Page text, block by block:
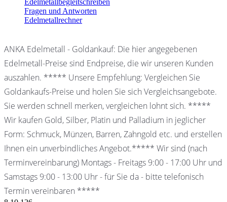
Fragen und Antworten
Edelmetallrechner
ANKA Edelmetall - Goldankauf: Die hier angegebenen
Edelmetall-Preise sind Endpreise, die wir unseren Kunden
auszahlen. ***** Unsere Empfehlung: Vergleichen Sie
Goldankaufs-Preise und holen Sie sich Vergleichsangebote.
Sie werden schnell merken, vergleichen lohnt sich. *****
Wir kaufen Gold, Silber, Platin und Palladium in jeglicher
Form: Schmuck, Münzen, Barren, Zahngold etc. und erstellen
Ihnen ein unverbindliches Angebot.***** Wir sind (nach
Terminvereinbarung) Montags - Freitags 9:00 - 17:00 Uhr und
Samstags 9:00 - 13:00 Uhr - für Sie da - bitte telefonisch
Termin vereinbaren *****